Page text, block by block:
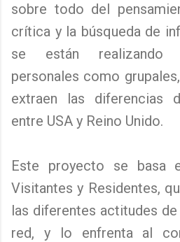
sobre todo del
crítica y la búsqueda de
se están realizando
personales como
extraen las diferencias
entre USA y Reino Unido.
Este proyecto se basa
Visitantes y Residentes,
las diferentes actitudes
red, y lo enfrenta al